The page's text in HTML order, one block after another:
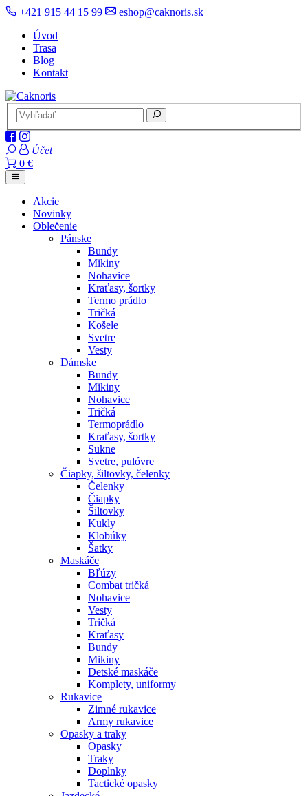
+421 915 44 15 99
eshop@caknoris.sk
Úvod
Trasa
Blog
Kontakt
Účet
0 €
Akcie
Novinky
Oblečenie
Pánske
Bundy
Mikiny
Nohavice
Kraťasy, šortky
Termo prádlo
Tričká
Košele
Svetre
Vesty
Dámske
Bundy
Mikiny
Nohavice
Tričká
Termoprádlo
Kraťasy, šortky
Sukne
Svetre, pulóvre
Čiapky, šiltovky, čelenky
Čelenky
Čiapky
Šiltovky
Kukly
Klobúky
Šatky
Maskáče
Bľúzy
Combat tričká
Nohavice
Vesty
Tričká
Kraťasy
Bundy
Mikiny
Detské maskáče
Komplety, uniformy
Rukavice
Zimné rukavice
Army rukavice
Opasky a traky
Opasky
Traky
Doplnky
Tactické opasky